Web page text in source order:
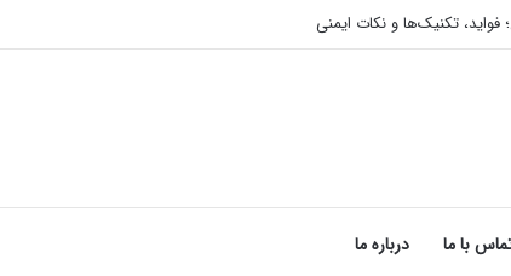
فواید، تکنیک‌ها و نکات ایمنی
با ما درباره ما